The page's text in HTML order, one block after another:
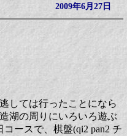
2009年6月27日
しては行ったことになら
湖の周りにいろいろ遊ぶ
ースで、棋盤(qi2 pan2 チ